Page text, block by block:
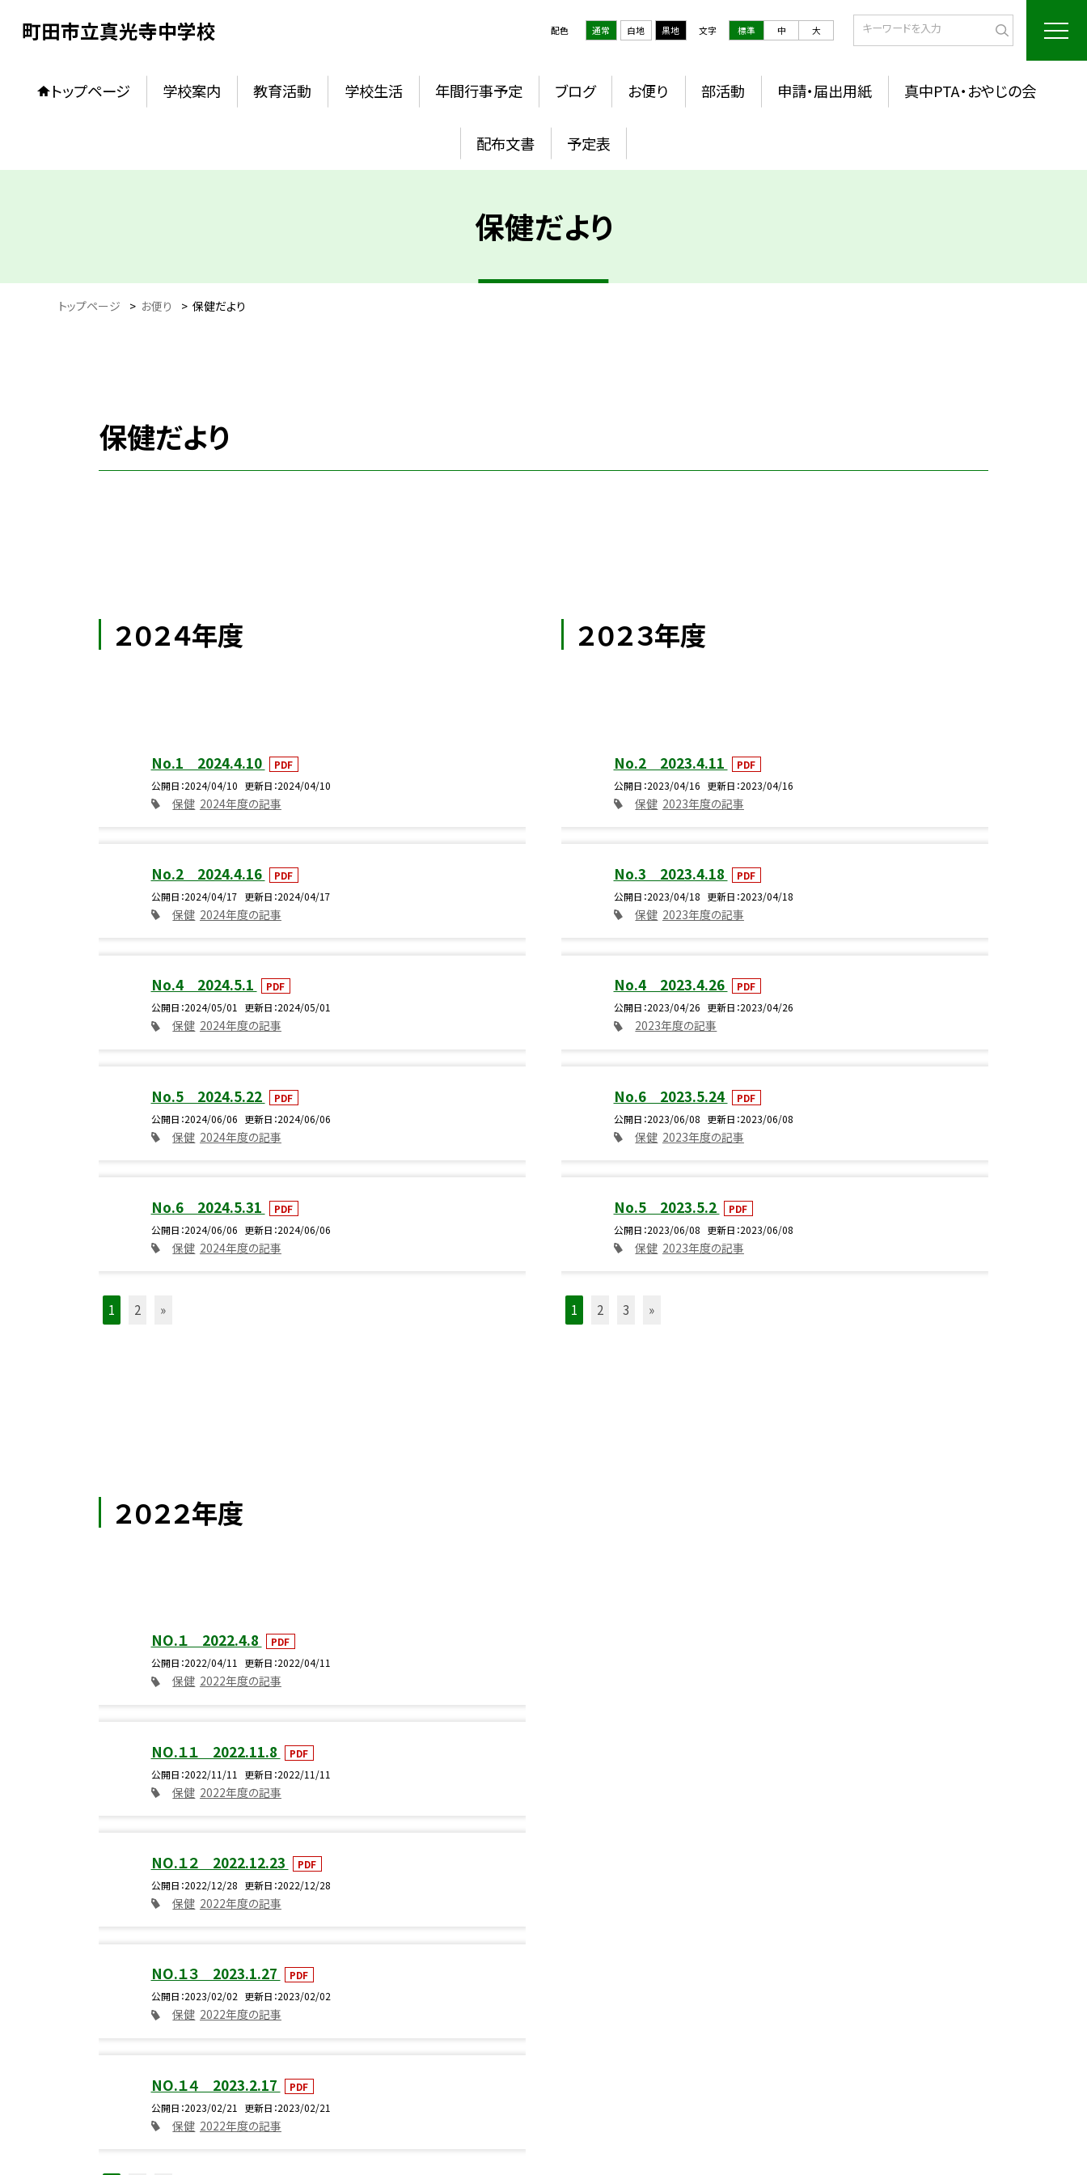
町田市立真光寺中学校 配色 通常 白地 黒地 文字 標準 中 大
トップページ 学校案内 教育活動 学校生活 年間行事予定 ブログ お便り 部活動 申請・届出用紙 真中PTA・おやじの会
配布文書 予定表
保健だより
トップページ > お便り > 保健だより
保健だより
２０２４年度
No.1 2024.4.10
PDF
公開日 2024/04/10 更新日 2024/04/10
保健 2024年度の記事
No.2 2024.4.16
PDF
公開日 2024/04/17 更新日 2024/04/17
保健 2024年度の記事
No.4 2024.5.1
PDF
公開日 2024/05/01 更新日 2024/05/01
保健 2024年度の記事
No.5 2024.5.22
PDF
公開日 2024/06/06 更新日 2024/06/06
保健 2024年度の記事
No.6 2024.5.31
PDF
公開日 2024/06/06 更新日 2024/06/06
保健 2024年度の記事
1 2 »
２０２３年度
No.2 2023.4.11
PDF
公開日 2023/04/16 更新日 2023/04/16
保健 2023年度の記事
No.3 2023.4.18
PDF
公開日 2023/04/18 更新日 2023/04/18
保健 2023年度の記事
No.4 2023.4.26
PDF
公開日 2023/04/26 更新日 2023/04/26
2023年度の記事
No.6 2023.5.24
PDF
公開日 2023/06/08 更新日 2023/06/08
保健 2023年度の記事
No.5 2023.5.2
PDF
公開日 2023/06/08 更新日 2023/06/08
保健 2023年度の記事
1 2 3 »
２０２２年度
NO.１ 2022.4.8
PDF
公開日 2022/04/11 更新日 2022/04/11
保健 2022年度の記事
NO.１１ 2022.11.8
PDF
公開日 2022/11/11 更新日 2022/11/11
保健 2022年度の記事
NO.１２ 2022.12.23
PDF
公開日 2022/12/28 更新日 2022/12/28
保健 2022年度の記事
NO.１３ 2023.1.27
PDF
公開日 2023/02/02 更新日 2023/02/02
保健 2022年度の記事
NO.１４ 2023.2.17
PDF
公開日 2023/02/21 更新日 2023/02/21
保健 2022年度の記事